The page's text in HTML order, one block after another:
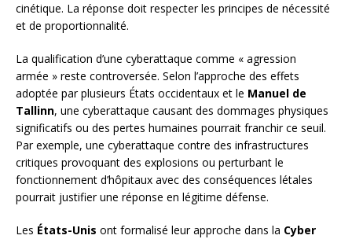
cinétique. La réponse doit respecter les principes de nécessité
et de proportionnalité.
La qualification d’une cyberattaque comme « agression
armée » reste controversée. Selon l’approche des effets
adoptée par plusieurs États occidentaux et le Manuel de
Tallinn, une cyberattaque causant des dommages physiques
significatifs ou des pertes humaines pourrait franchir ce seuil.
Par exemple, une cyberattaque contre des infrastructures
critiques provoquant des explosions ou perturbant le
fonctionnement d’hôpitaux avec des conséquences létales
pourrait justifier une réponse en légitime défense.
Les États-Unis ont formalisé leur approche dans la Cyber